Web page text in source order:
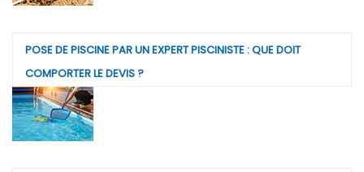
POSE DE PISCINE PAR UN EXPERT PISCINISTE : QUE DOIT
COMPORTER LE DEVIS ?